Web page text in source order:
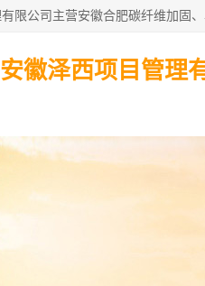
安徽泽西项目管理